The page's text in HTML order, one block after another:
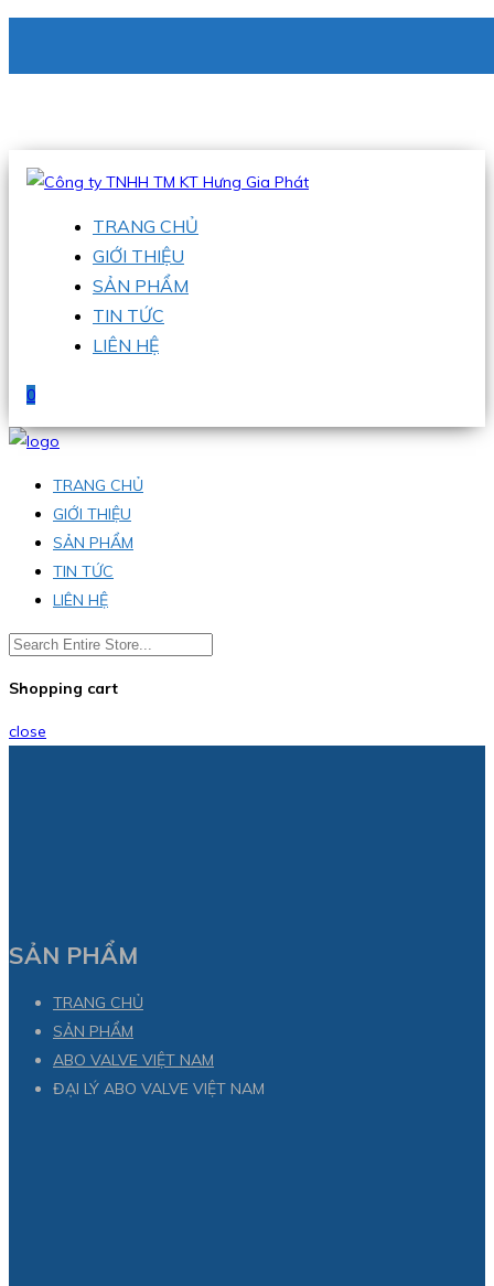
Hotline:0938 336 079
TRANG CHỦ
GIỚI THIỆU
SẢN PHẨM
TIN TỨC
LIÊN HỆ
0
TRANG CHỦ
GIỚI THIỆU
SẢN PHẨM
TIN TỨC
LIÊN HỆ
Shopping cart
close
SẢN PHẨM
TRANG CHỦ
SẢN PHẨM
ABO VALVE VIỆT NAM
ĐẠI LÝ ABO VALVE VIỆT NAM